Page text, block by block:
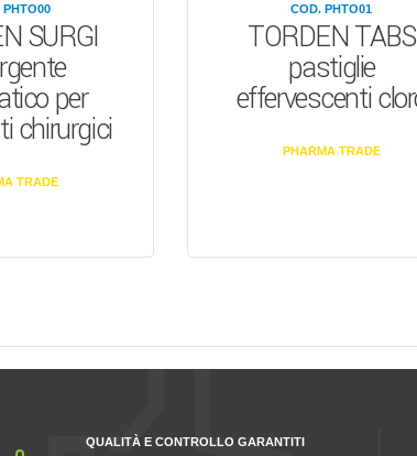
PHTO00
SURGI
per
chirurgici
TRADE
COD. PHTO01
TORDEN TABS
pastiglie
effervescenti
PHARMA TRADE
QUALITÀ E CONTROLLO GARANTITI